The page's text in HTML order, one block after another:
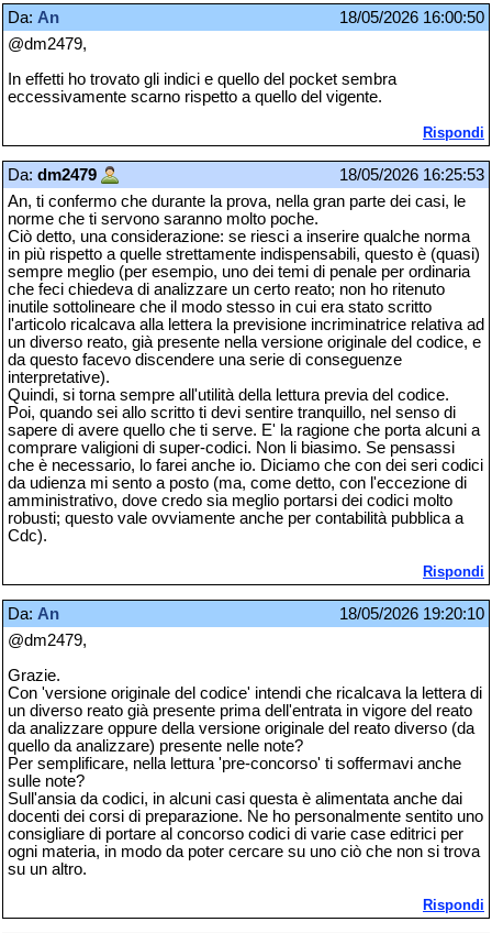
Da: An
18/05/2026 16:00:50
@dm2479,
In effetti ho trovato gli indici e quello del pocket sembra
eccessivamente scarno rispetto a quello del vigente.
Rispondi
Da: dm2479
18/05/2026 16:25:53
An, ti confermo che durante la prova, nella gran parte dei casi, le
norme che ti servono saranno molto poche.
Ciò detto, una considerazione: se riesci a inserire qualche norma
in più rispetto a quelle strettamente indispensabili, questo è (quasi)
sempre meglio (per esempio, uno dei temi di penale per ordinaria
che feci chiedeva di analizzare un certo reato; non ho ritenuto
inutile sottolineare che il modo stesso in cui era stato scritto
l'articolo ricalcava alla lettera la previsione incriminatrice relativa ad
un diverso reato, già presente nella versione originale del codice, e
da questo facevo discendere una serie di conseguenze
interpretative).
Quindi, si torna sempre all'utilità della lettura previa del codice.
Poi, quando sei allo scritto ti devi sentire tranquillo, nel senso di
sapere di avere quello che ti serve. E' la ragione che porta alcuni a
comprare valigioni di super-codici. Non li biasimo. Se pensassi
che è necessario, lo farei anche io. Diciamo che con dei seri codici
da udienza mi sento a posto (ma, come detto, con l'eccezione di
amministrativo, dove credo sia meglio portarsi dei codici molto
robusti; questo vale ovviamente anche per contabilità pubblica a
Cdc).
Rispondi
Da: An
18/05/2026 19:20:10
@dm2479,
Grazie.
Con 'versione originale del codice' intendi che ricalcava la lettera di
un diverso reato già presente prima dell'entrata in vigore del reato
da analizzare oppure della versione originale del reato diverso (da
quello da analizzare) presente nelle note?
Per semplificare, nella lettura 'pre-concorso' ti soffermavi anche
sulle note?
Sull'ansia da codici, in alcuni casi questa è alimentata anche dai
docenti dei corsi di preparazione. Ne ho personalmente sentito uno
consigliare di portare al concorso codici di varie case editrici per
ogni materia, in modo da poter cercare su uno ciò che non si trova
su un altro.
Rispondi